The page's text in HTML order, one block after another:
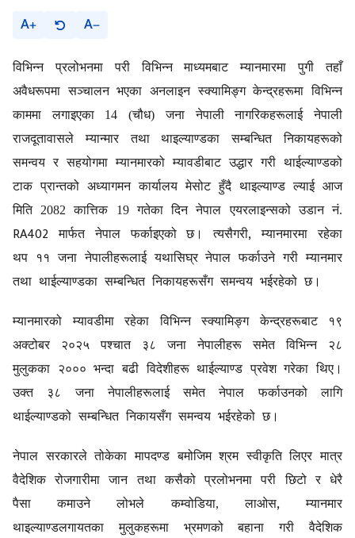
A A
विभिन्न प्रलोभनमा परी विभिन्न माध्यमबाट म्यानमारमा पुगी तहाँ
अवैधरूपमा सञ्चालन भएका अनलाइन स्क्यामिङ्ग केन्द्रहरूमा विभिन्न
काममा लगाइएका 14 (चौध) जना नेपाली नागरिकहरूलाई नेपाली
राजदूतावासले म्यान्मार तथा थाइल्याण्डका सम्बन्धित निकायहरूको
समन्वय र सहयोगमा म्यानमारको म्यावडीबाट उद्धार गरी थाईल्याण्डको
टाक प्रान्तको अध्यागमन कार्यालय मेसोट हुँदै थाइल्याण्ड ल्याई आज
मिति 2082 कात्तिक 19 गतेका दिन नेपाल एयरलाइन्सको उडान नं.
RA402मार्फत नेपाल फर्काइएको छ। त्यसैगरी, म्यानमारमा रहेका
थप ११ जना नेपालीहरूलाई यथासिघ्र नेपाल फर्काउने गरी म्यानमार
तथा थाईल्याण्डका सम्बन्धित निकायहरूसँग समन्वय भईरहेको छ।
म्यानमारको म्यावडीमा रहेका विभिन्न स्क्यामिङ्ग केन्द्रहरूबाट १९
अक्टोबर २०२५ पश्चात ३८ जना नेपालीहरू समेत विभिन्न २८
मुलुकका २००० भन्दा बढी विदेशीहरू थाईल्याण्ड प्रवेश गरेका थिए।
उक्त ३८ जना नेपालीहरूलाई समेत नेपाल फर्काउनको लागि
थाईल्याण्डको सम्बन्धित निकायसँग समन्वय भईरहेको छ।
नेपाल सरकारले तोकेका मापदण्ड बमोजिम श्रम स्वीकृति लिएर मात्र
वैदेशिक रोजगारीमा जान तथा कसैको प्रलोभनमा परी छिटो र धेरै
पैसा कमाउने लोभले कम्वोडिया, लाओस, म्यानमार
थाइल्याण्डलगायतका मुलुकहरूमा भ्रमणको बहाना गरी वैदेशिक